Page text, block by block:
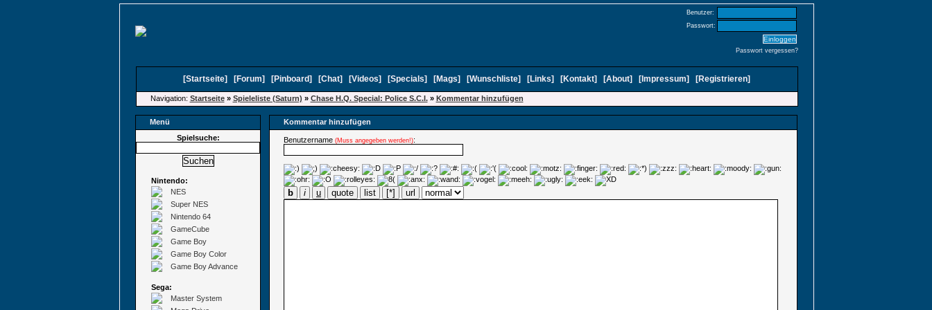
Benutzer:
Passwort:
Passwort vergessen?
[Startseite] [Forum] [Pinboard] [Chat] [Videos] [Specials] [Mags] [Wunschliste] [Links] [Kontakt] [About] [ Impressum] [Registrieren]
Navigation: Startseite» Spieleliste (Saturn) » Chase H.Q. Special: Police S.C.I.» Kommentar hinzufügen
Menü
Kommentar hinzufügen
Spielsuche:
Nintendo:
NES
Super NES
Nintendo 64
GameCube
Game Boy
Game Boy Color
Game Boy Advance
Sega:
Master System
Benutzername (Muss angegeben werden!):
b i u quote list [*] url